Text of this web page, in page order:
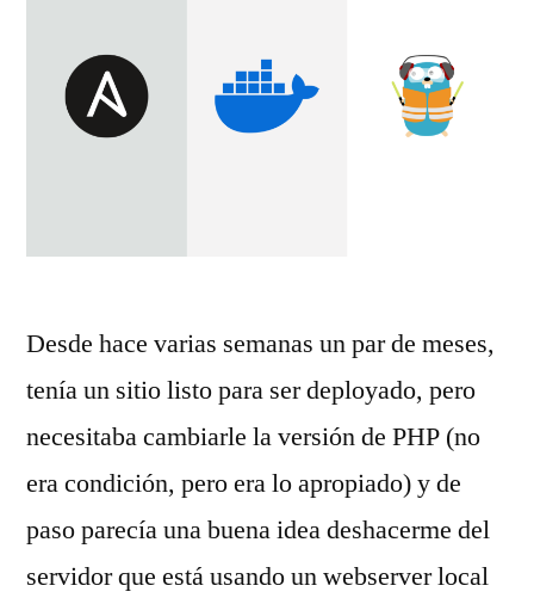
Desde hace varias semanas un par de meses,
tenía un sitio listo para ser deployado, pero
necesitaba cambiarle la versión de PHP (no
era condición, pero era lo apropiado) y de
paso parecía una buena idea deshacerme del
servidor que está usando un webserver local